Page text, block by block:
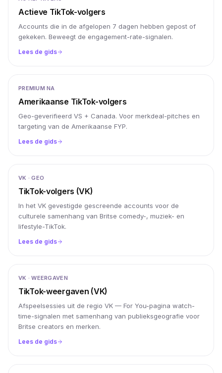
Actieve TikTok-volgers
Accounts die in de afgelopen 7 dagen hebben gepost of
gekeken. Beweegt de engagement-rate-signalen.
Lees de gids
PREMIUM NA
Amerikaanse TikTok-volgers
Geo-geverifieerd VS + Canada. Voor merkdeal-pitches en
targeting van de Amerikaanse FYP.
Lees de gids
VK · GEO
TikTok-volgers (VK)
In het VK gevestigde gescreende accounts voor de
culturele samenhang van Britse comedy-, muziek- en
lifestyle-TikTok.
Lees de gids
VK · WEERGAVEN
TikTok-weergaven (VK)
Afspeelsessies uit de regio VK — For You-pagina watch-
time-signalen met samenhang van publieksgeografie voor
Britse creators en merken.
Lees de gids